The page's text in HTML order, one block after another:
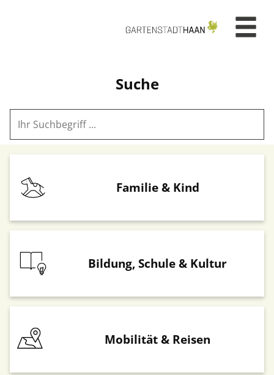
Suche
Familie & Kind
Bildung, Schule & Kultur
Mobilität & Reisen